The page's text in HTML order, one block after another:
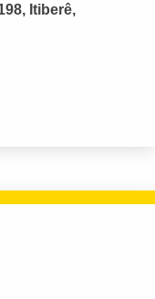
Itiberê,